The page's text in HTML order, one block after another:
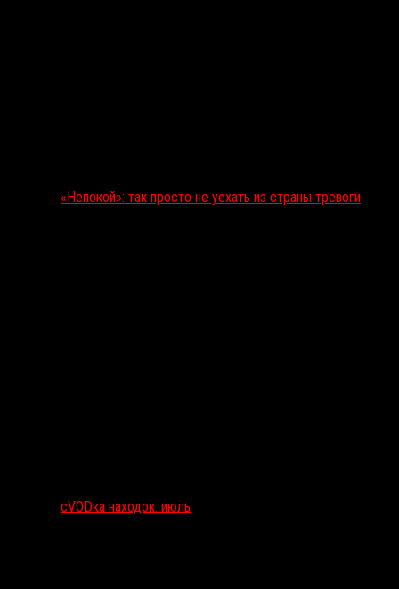
«Непокой»: так просто не уехать из страны тревоги
сVODка находок: июль